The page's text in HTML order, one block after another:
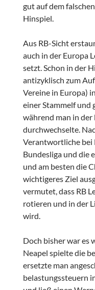
gut auf dem
Hinspiel.
Aus RB-Sicht
auch in der Europa
setzt. Schon in der
antizyklisch zum
Vereine in Europa)
einer Stammelf und
während man in
durchwechselte.
Verantwortliche bei
Bundesliga und die
und am besten die
wichtigeres Ziel
vermutet, dass RB
rotieren und in der
wird.
Doch bisher war es
Neapel spielte die
ersetzte man
belastungssteuern